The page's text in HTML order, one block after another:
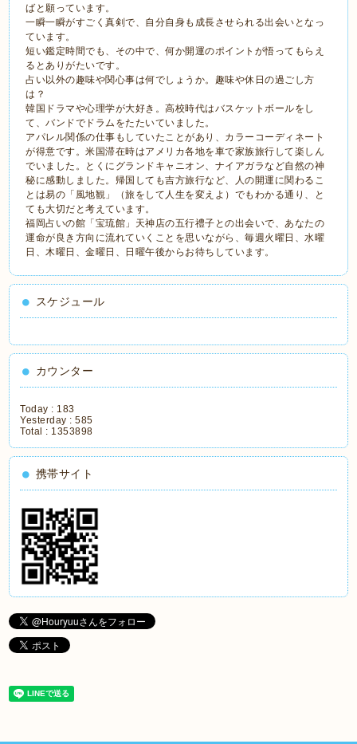
ばと願っています。
一瞬一瞬がすごく真剣で、自分自身も成長させられる出会いとなっ
ています。
短い鑑定時間でも、その中で、何か開運のポイントが悟ってもらえ
るとありがたいです。
占い以外の趣味や関心事は何でしょうか。趣味や休日の過ごし方
は？
韓国ドラマや心理学が大好き。高校時代はバスケットボールをし
て、バンドでドラムをたたいていました。
アパレル関係の仕事もしていたことがあり、カラーコーディネート
が得意です。米国滞在時はアメリカ各地を車で家族旅行して楽しん
でいました。とくにグランドキャニオン、ナイアガラなど自然の神
秘に感動しました。帰国しても吉方旅行など、人の開運に関わるこ
とは易の「風地観」（旅をして人生を変えよ）でもわかる通り、と
ても大切だと考えています。
福岡占いの館「宝琉館」天神店の五行禮子との出会いで、あなたの
運命が良き方向に流れていくことを思いながら、毎週火曜日、水曜
日、木曜日、金曜日、日曜午後からお待ちしています。
スケジュール
カウンター
Today : 183
Yesterday :585
Total : 1353898
携帯サイト